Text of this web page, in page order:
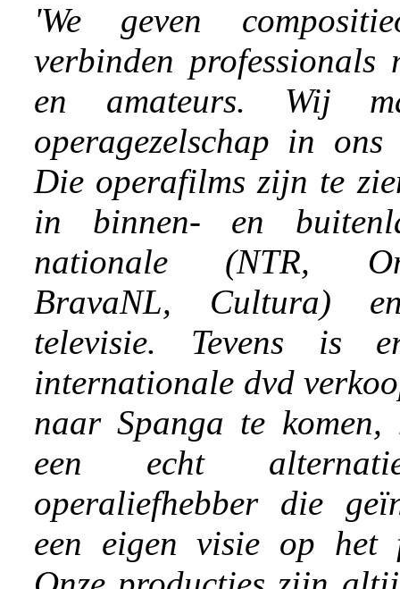
'We geven
verbinden professionals
en amateurs. Wij
operagezelschap in
Die operafilms zijn te
in binnen- en
nationale (NTR,
BravaNL, Cultura)
televisie. Tevens is
internationale dvd
naar Spanga te
een echt
operaliefhebber die
een eigen visie op het